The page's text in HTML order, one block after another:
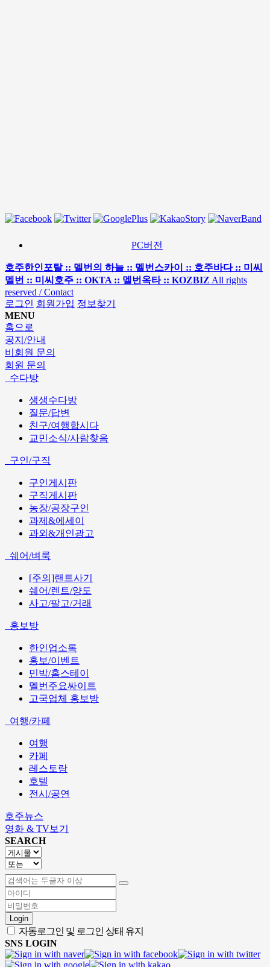
PC버전
호주한인포탈 :: 멜번의 하늘 :: 멜번스카이 :: 호주바다 :: 미씨
멜번 :: 미씨호주 :: OKTA :: 멜번옥타 :: KOZBIZ All rights
reserved / Contact
로그인 회원가입 정보찾기
MENU
홈으로
공지/안내
비회원 문의
회원 문의
수다방
생생수다방
질문/답변
친구/여행합시다
교민소식/사람찾음
구인/구직
구인게시판
구직게시판
농장/공장구인
과제&에세이
과외&개인광고
쉐어/벼룩
[주의]랜트사기
쉐어/렌트/양도
사고/팔고/거래
홍보방
한인업소록
홍보/이벤트
민박/홈스테이
멜번주요싸이트
고국업체 홍보방
여행/카페
여행
카페
레스토랑
호텔
전시/공연
호주뉴스
영화 & TV보기
SEARCH
Login
자동로그인 및 로그인 상태 유지
SNS LOGIN